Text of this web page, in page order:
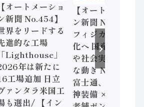
【オートメーショ
新聞 No.454】
界をリードする
進的な工場
「Lighthouse」
年は新たに
工場追加 日立
ァンタラ米国工
も選出/ 【イン
【オートメーショ
ン新聞 No.453】
フィジカルAI本格
化へ 国産AI開発
や社会実装に活発
な動き Noetra、
富士通、日立 / 兵
神装備 × HMS、